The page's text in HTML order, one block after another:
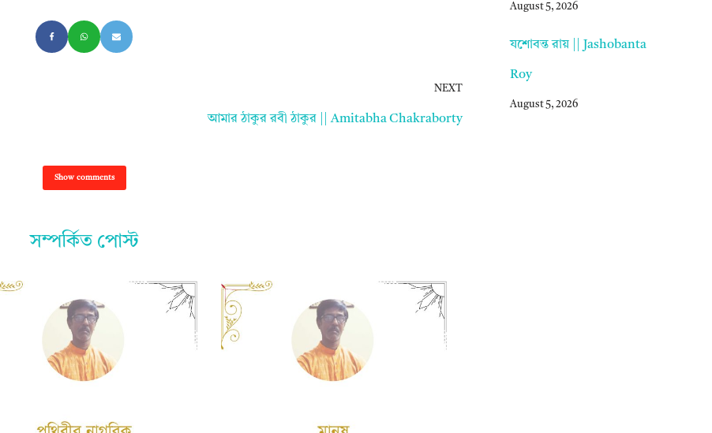
NEXT
আমার ঠাকুর রবী ঠাকুর || Amitabha Chakraborty
Show comments
সম্পর্কিত পোস্ট
August 5, 2026
যশোবন্ত রায় || Jashobanta
Roy
August 5, 2026